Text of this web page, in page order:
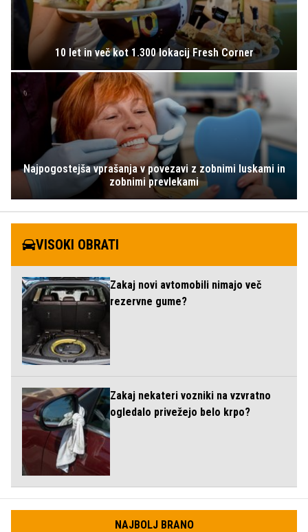
10 let in več kot 1.300 lokacij Fresh Corner
Najpogostejša vprašanja v povezavi z zobnimi luskami in
zobnimi prevlekami
VISOKI OBRATI
Zakaj novi avtomobili nimajo več
rezervne gume?
Zakaj nekateri vozniki na vzvratno
ogledalo privežejo belo krpo?
NAJBOLJ BRANO